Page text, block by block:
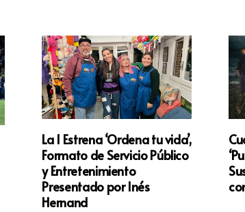
La 1 Estrena ‘Ordena tu vida’,
Formato de Servicio Público
y Entretenimiento
Presentado por Inés
Hernand